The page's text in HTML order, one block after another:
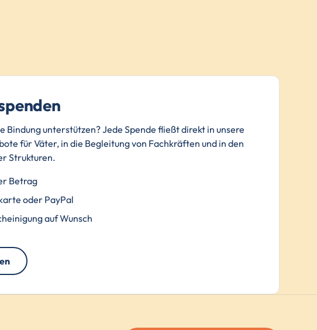
Bindung unterstützen? Jede Spende fließt direkt in unsere
für Väter, in die Begleitung von Fachkräften und in den
Strukturen.
Betrag
oder PayPal
auf Wunsch